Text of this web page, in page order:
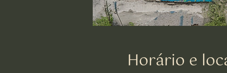
Horário e